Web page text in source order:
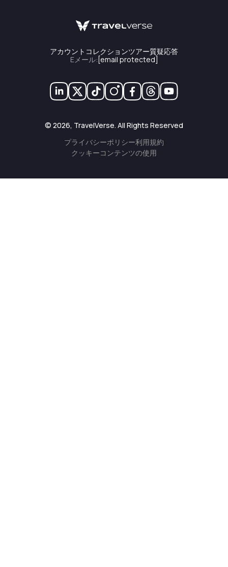
ウォレットでは両方サポートが保証される。
AppStore:
https://apps.apple.com/us/app/enjin-nft-
crypto-wallet/id1349078375
GooglePlay:
https://play.google.com/store/apps/details?
id=com.enjin.mobile.wallet&hl=en_US
アカウント コレクションツアー質疑応答
Eメール: [email protected]
プライバシーポリシー利用規約
クッキーコンテンツの使用
© 2026, TravelVerse. All Rights Reserved